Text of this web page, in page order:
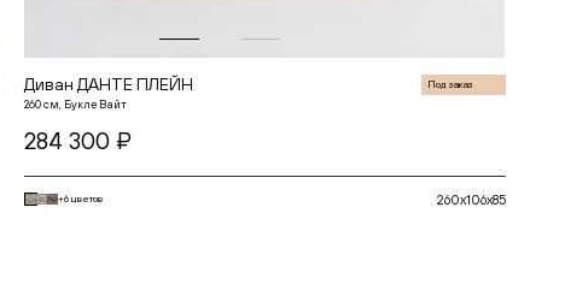
Диван ДАНТЕ ПЛЕЙН Под заказ
260 см, Букле Вайт
284 300 ₽
+6 цветов 260x106x85